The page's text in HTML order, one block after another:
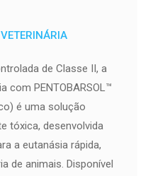
de Classe II, a
com PENTOBARSOL™
é uma solução
tóxica, desenvolvida
a eutanásia rápida,
de animais. Disponível